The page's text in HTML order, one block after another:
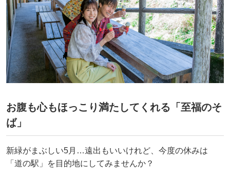
お腹も心もほっこり満たしてくれる「至福のそ
ば」
新緑がまぶしい5月…遠出もいいけれど、今度の休みは
「道の駅」を目的地にしてみませんか？